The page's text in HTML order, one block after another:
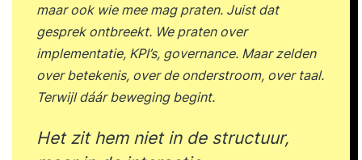
maar ook wie mee mag praten. Juist dat
gesprek ontbreekt. We praten over
implementatie, KPI’s, governance. Maar zelden
over betekenis, over de onderstroom, over taal.
Terwijl dáár beweging begint.
Het zit hem niet in de structuur,